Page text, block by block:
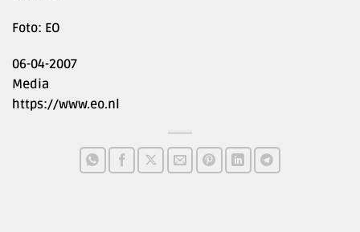
Foto: EO
06-04-2007
Media
https://www.eo.nl